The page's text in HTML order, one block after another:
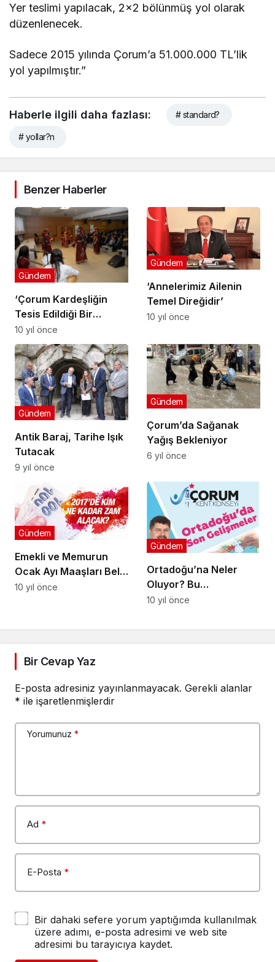
Yer teslimi yapılacak, 2×2 bölünmüş yol olarak
düzenlenecek.
Sadece 2015 yılında Çorum’a 51.000.000 TL’lik
yol yapılmıştır.”
Haberle ilgili daha fazlası: # standard?
# yollar?n
Benzer Haberler
‘Çorum Kardeşliğin
Tesis Edildiği Bir
Şehirdir’
Gündem
10 yıl önce
‘Annelerimiz Ailenin
Temel Direğidir’
Gündem
10 yıl önce
Antik Baraj, Tarihe Işık
Tutacak
Gündem
9 yıl önce
Çorum’da Sağanak
Yağış Bekleniyor
Gündem
6 yıl önce
Emekli ve Memurun
Ocak Ayı Maaşları Belli
Oldu
Gündem
10 yıl önce
Ortadoğu’na Neler
Oluyor? Bu
Konferansta
Gündem
10 yıl önce
Bir Cevap Yaz
E-posta adresiniz yayınlanmayacak. Gerekli alanlar
* ile işaretlenmişlerdir
Yorumunuz *
Ad *
E-Posta *
Bir dahaki sefere yorum yaptığımda kullanılmak
üzere adımı, e-posta adresimi ve web site
adresimi bu tarayıcıya kaydet.